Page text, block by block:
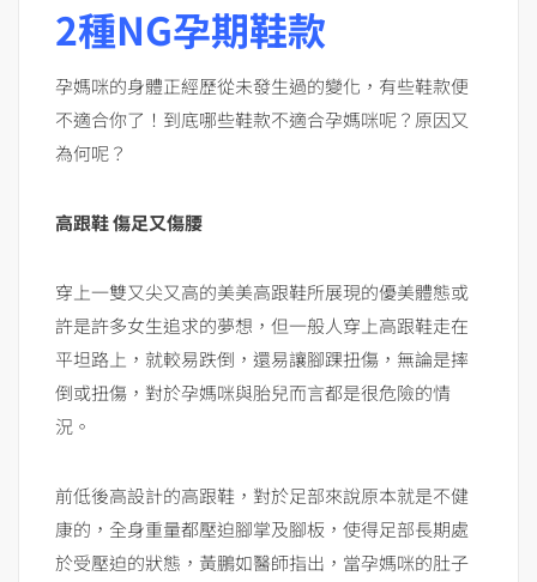
2種NG孕期鞋款
孕媽咪的身體正經歷從未發生過的變化，有些鞋款便
不適合你了！到底哪些鞋款不適合孕媽咪呢？原因又
為何呢？
高跟鞋 傷足又傷腰
穿上一雙又尖又高的美美高跟鞋所展現的優美體態或
許是許多女生追求的夢想，但一般人穿上高跟鞋走在
平坦路上，就較易跌倒，還易讓腳踝扭傷，無論是摔
倒或扭傷，對於孕媽咪與胎兒而言都是很危險的情
況。
前低後高設計的高跟鞋，對於足部來說原本就是不健
康的，全身重量都壓迫腳掌及腳板，使得足部長期處
於受壓迫的狀態，黃鵬如醫師指出，當孕媽咪的肚子